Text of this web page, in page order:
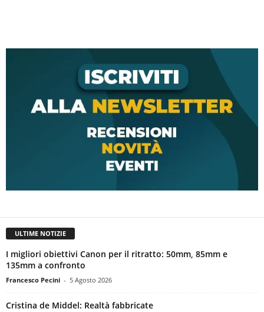
ULTIME NOTIZIE
I migliori obiettivi Canon per il ritratto: 50mm, 85mm e
135mm a confronto
Francesco Pecini - 5 Agosto 2026
Cristina de Middel: Realtà fabbricate